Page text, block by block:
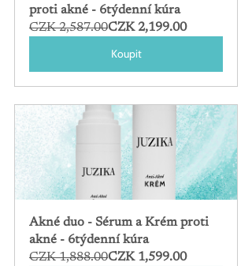
proti akné - 6týdenní kúra
CZK 2,587.00CZK 2,199.00
Koupit
Akné duo - Sérum a Krém proti
akné - 6týdenní kúra
CZK 1,888.00CZK 1,599.00